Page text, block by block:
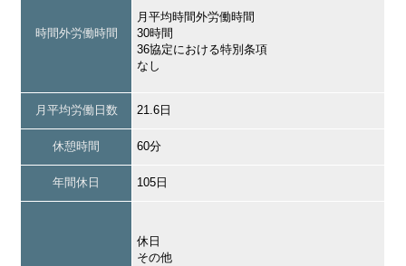
時間外労働時間
月平均時間外労働時間
30時間
36協定における特別条項
なし
月平均労働日数 21.6日
休憩時間 60分
年間休日 105日
休日
その他